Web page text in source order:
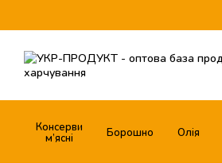
Консерви
м’ясні
Борошно Олія